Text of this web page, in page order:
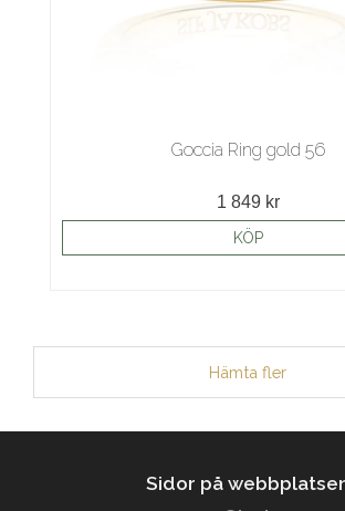
Goccia Ring gold 56
1 849 kr
KÖP
Hämta fler
Sidor på